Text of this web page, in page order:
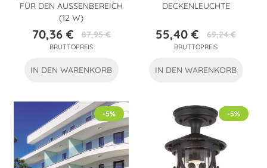
FÜR DEN AUSSENBEREICH (
12 W)
Preis
70,36 €Verkaufspreis
87,95 €
BRUTTOPREIS
IN DEN WARENKORB
ECKENLEUCHTE
Preis
55,40 €Verkaufspreis
69,24 €
BRUTTOPREIS
IN DEN WARENKORB
-5% -5%